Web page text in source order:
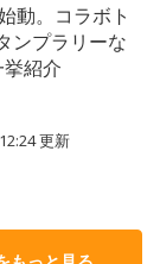
動。コラボト
ンプラリーな
紹介
更新